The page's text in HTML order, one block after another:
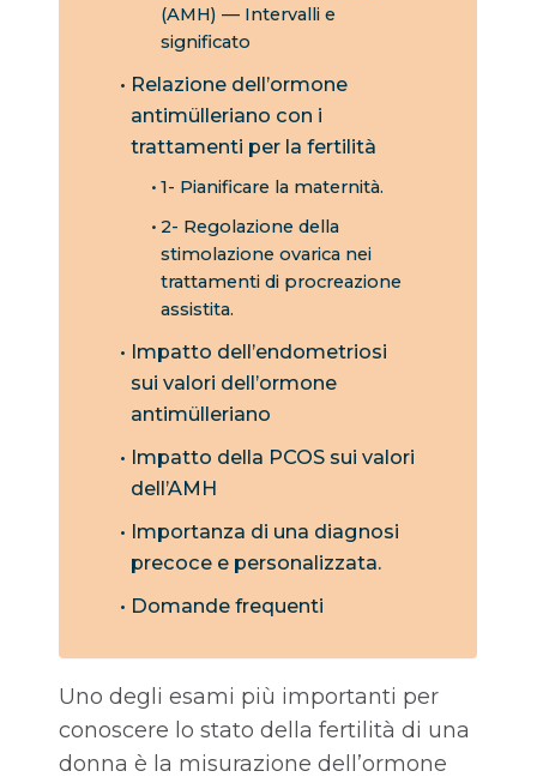
(AMH) — Intervalli e
significato
Relazione dell’ormone
antimülleriano con i
trattamenti per la fertilità
1- Pianificare la maternità.
2- Regolazione della
stimolazione ovarica nei
trattamenti di procreazione
assistita.
Impatto dell’endometriosi
sui valori dell’ormone
antimülleriano
Impatto della PCOS sui valori
dell’AMH
Importanza di una diagnosi
precoce e personalizzata.
Domande frequenti
Uno degli esami più importanti per
conoscere lo stato della fertilità di una
donna è la misurazione dell’ormone